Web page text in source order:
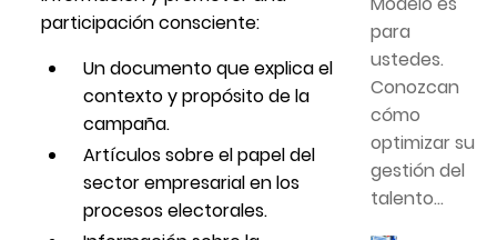
participación consciente:
Un documento que explica el
contexto y propósito de la
campaña.
Artículos sobre el papel del
sector empresarial en los
procesos electorales.
para
ustedes.
Conozcan
cómo
optimizar su
gestión del
talento...